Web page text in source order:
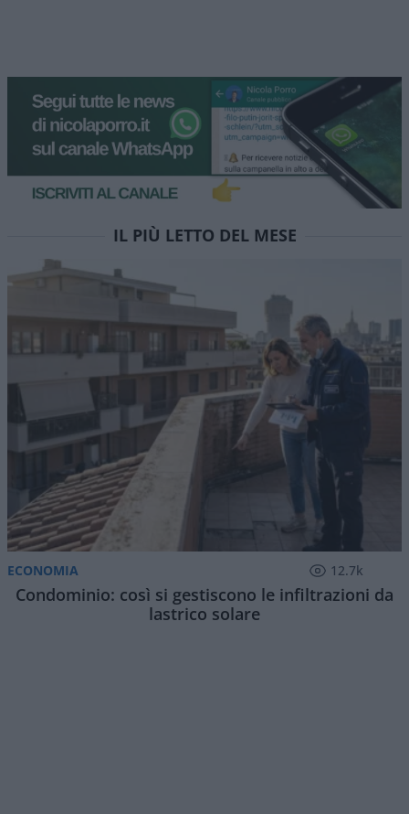
IL PIÙ LETTO DEL MESE
ECONOMIA 12.7k
Condominio: così si gestiscono le infiltrazioni da
lastrico solare